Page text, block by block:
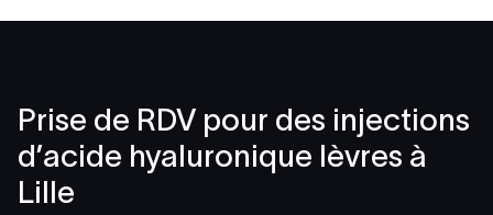
Prise de RDV pour des injections
d’acide hyaluronique lèvres à
Lille